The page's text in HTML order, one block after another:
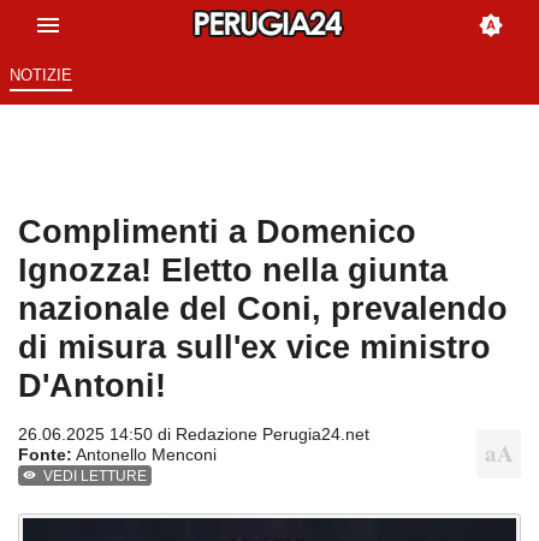
NOTIZIE
Complimenti a Domenico
Ignozza! Eletto nella giunta
nazionale del Coni, prevalendo
di misura sull'ex vice ministro
D'Antoni!
26.06.2025 14:50 di Redazione Perugia24.net
Fonte: Antonello Menconi
VEDI LETTURE